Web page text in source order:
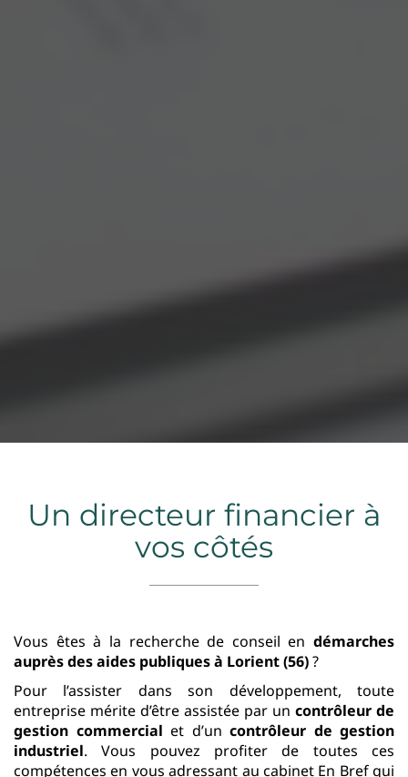
Un directeur financier à
vos côtés
Vous êtes à la recherche de conseil en démarches
auprès des aides publiquesà Lorient (56)?
Pour l’assister dans son développement, toute
entreprise mérite d’être assistée par un contrôleur de
gestion commercial et d’un contrôleur de gestion
industriel. Vous pouvez profiter de toutes ces
compétences en vous adressant au cabinet En Bref qui